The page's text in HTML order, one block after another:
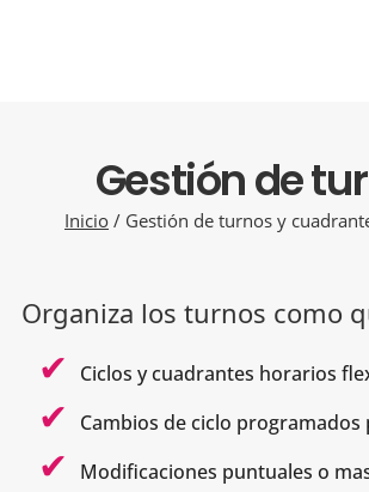
Gestión de
Inicio / Gestión de turnos y
Organiza los turnos como
Ciclos y cuadrantes horarios
Cambios de ciclo programados
Modificaciones puntuales o